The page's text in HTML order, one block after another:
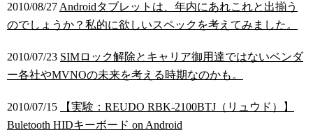
2010/08/27Androidタブレットは、年内にあれこれと出揃う
のでしょうか？私的に欲しいスペックを考えてみました。
2010/07/23 SIMロック解除とキャリア御用達ではないベンダ
ー各社やMVNOの未来を考える時期なのかも。
2010/07/15
【実験：REUDO RBK-2100BTJ（リュウド）】
Buletooth HIDキーボード on Android